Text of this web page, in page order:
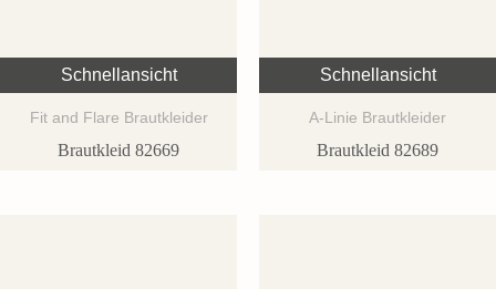
Schnellansicht
Fit and Flare Brautkleider
Brautkleid 82669
Schnellansicht
A-Linie Brautkleider
Brautkleid 82689